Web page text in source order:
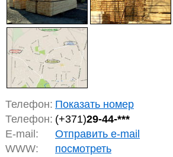
Телефон: Показать номер
Телефон: (+371)29-44-***
E-mail:
Отправить e-mail
WWW:
посмотреть